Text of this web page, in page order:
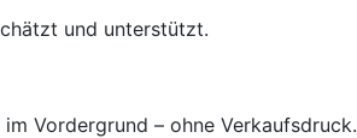
und unterstützt.
Vordergrund – ohne Verkaufsdruck.